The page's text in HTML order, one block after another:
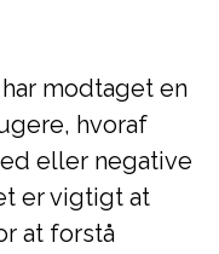
modtaget en
hvoraf
eller negative
er vigtigt at
at forstå